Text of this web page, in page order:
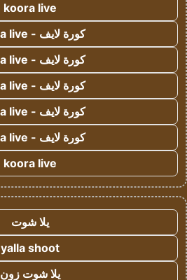
koora live
كورة لايف - koora live
كورة لايف - koora live
كورة لايف - koora live
كورة لايف - koora live
كورة لايف - koora live
koora live
يلا شوت
yalla shoot
يلا شوت زون